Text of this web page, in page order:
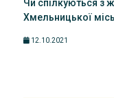
Чи спілкуються з
Хмельницької
12.10.2021